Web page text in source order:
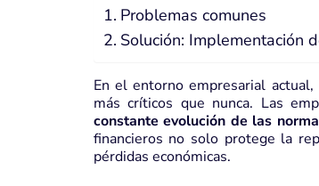
Problemas comunes
Solución: Implementación
En el entorno empresarial
más críticos que nunca. Las
constante evolución de las
financieros no solo protege la
pérdidas económicas.